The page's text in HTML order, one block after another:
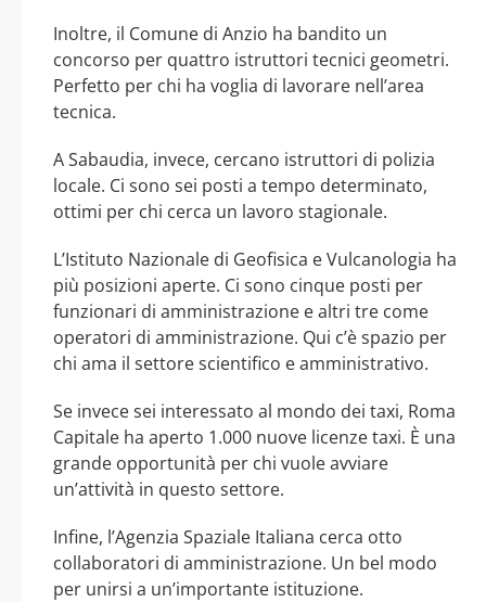
Inoltre, il Comune di Anzio ha bandito un
concorso per quattro istruttori tecnici geometri.
Perfetto per chi ha voglia di lavorare nell’area
tecnica.
A Sabaudia, invece, cercano istruttori di polizia
locale. Ci sono sei posti a tempo determinato,
ottimi per chi cerca un lavoro stagionale.
L’Istituto Nazionale di Geofisica e Vulcanologia ha
più posizioni aperte. Ci sono cinque posti per
funzionari di amministrazione e altri tre come
operatori di amministrazione. Qui c’è spazio per
chi ama il settore scientifico e amministrativo.
Se invece sei interessato al mondo dei taxi, Roma
Capitale ha aperto 1.000 nuove licenze taxi. È una
grande opportunità per chi vuole avviare
un’attività in questo settore.
Infine, l’Agenzia Spaziale Italiana cerca otto
collaboratori di amministrazione. Un bel modo
per unirsi a un’importante istituzione.